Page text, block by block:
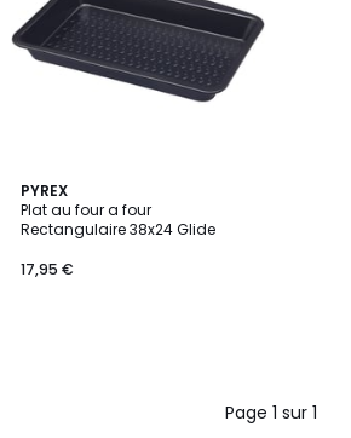
PYREX
Plat au four a four
Rectangulaire 38x24 Glide
17,95 €
Page 1 sur 1